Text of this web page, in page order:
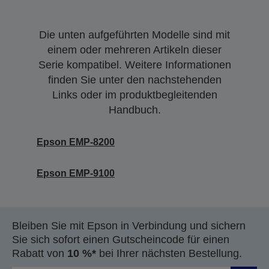
Die unten aufgeführten Modelle sind mit
einem oder mehreren Artikeln dieser
Serie kompatibel. Weitere Informationen
finden Sie unter den nachstehenden
Links oder im produktbegleitenden
Handbuch.
Epson EMP-8200
Epson EMP-9100
Bleiben Sie mit Epson in Verbindung und sichern
Sie sich sofort einen Gutscheincode für einen
Rabatt von 10 %* bei Ihrer nächsten Bestellung.